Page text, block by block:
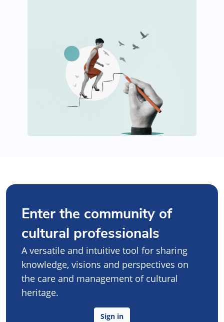
Enter the community of
cultural professionals
A versatile and intuitive tool for sharing
knowledge, visions and perspectives on
the care and management of cultural
heritage.
Sign in